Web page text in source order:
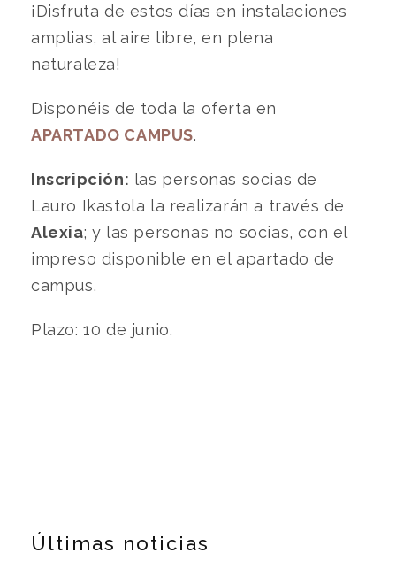
¡Disfruta de estos días en instalaciones
amplias, al aire libre, en plena
naturaleza!
Disponéis de toda la oferta en
APARTADO CAMPUS.
Inscripción: las personas socias de
Lauro Ikastola la realizarán a través de
Alexia; y las personas no socias, con el
impreso disponible en el apartado de
campus.
Plazo: 10 de junio.
Últimas noticias